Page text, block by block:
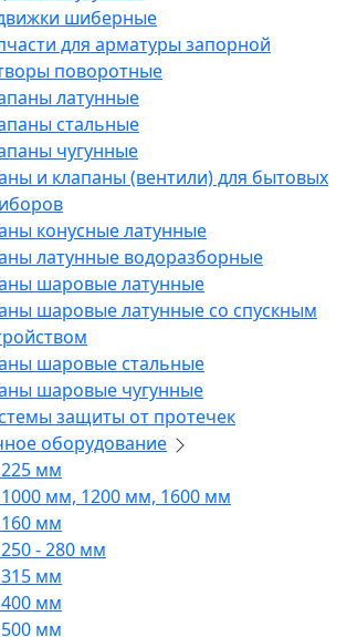
шиберные
для арматуры запорной
поворотные
латунные
стальные
чугунные
и клапаны (вентили) для бытовых
конусные латунные
латунные водоразборные
шаровые латунные
шаровые латунные со спускным
шаровые стальные
шаровые чугунные
защиты от протечек
оборудование
мм
мм, 1200 мм, 1600 мм
мм
- 280 мм
мм
мм
мм